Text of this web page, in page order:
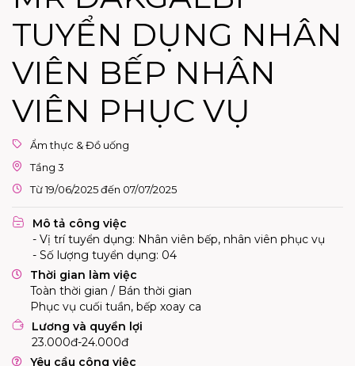
TUYỂN DỤNG NHÂN
VIÊN BẾP NHÂN
VIÊN PHỤC VỤ
Ẩm thực & Đồ uống
Tầng 3
Từ 19/06/2025 đến 07/07/2025
Mô tả công việc
- Vị trí tuyển dụng: Nhân viên bếp, nhân viên phục vụ
- Số lượng tuyển dụng: 04
Thời gian làm việc
Toàn thời gian / Bán thời gian
Phục vụ cuối tuần, bếp xoay ca
Lương và quyền lợi
23.000đ-24.000đ
Yêu cầu công việc